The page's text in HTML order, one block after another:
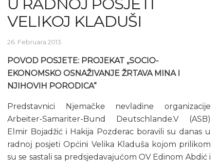
VELIKOJ KLADUŠI
26. Februara 2013.
POVOD POSJETE: PROJEKAT „SOCIO-
EKONOMSKO OSNAŽIVANJE ŽRTAVA MINA I
NJIHOVIH PORODICA“
Predstavnici Njemačke nevladine organizacije
Arbeiter-Samariter-Bund Deutschlande.V (ASB)
Elmir Bojadžić i Hakija Pozderac boravili su danas u
radnoj posjeti Općini Velika Kladuša kojom prilikom
su se sastali sa predsjedavajućom OV Edinom Abdić i